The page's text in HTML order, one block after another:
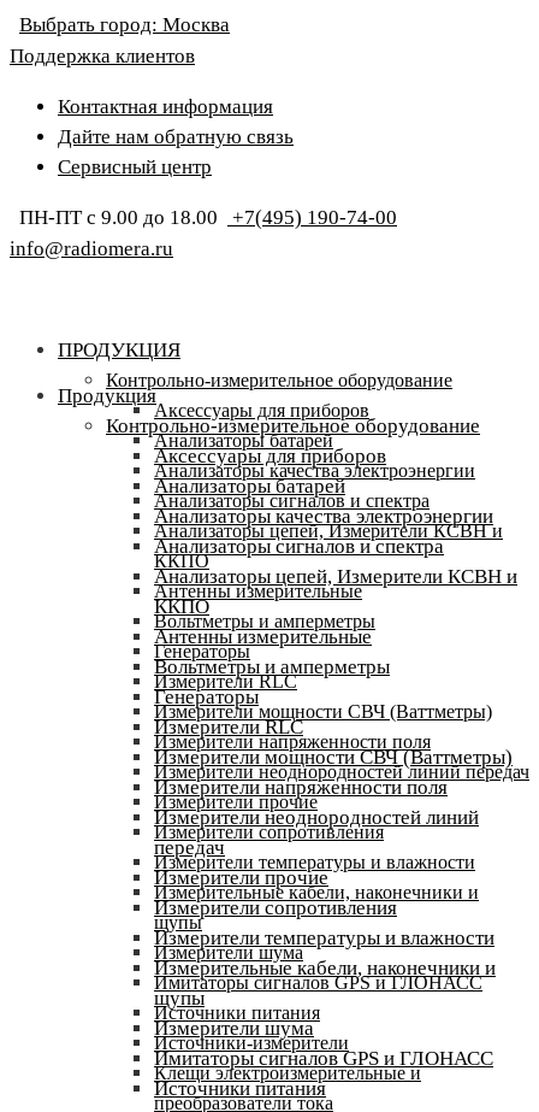
Выбрать город: Москва
Поддержка клиентов
Контактная информация
Дайте нам обратную связь
Сервисный центр
ПН-ПТ с 9.00 до 18.00
+7(495) 190-74-00
info@radiomera.ru
ПРОДУКЦИЯ
Контрольно-измерительное оборудование
Аксессуары для приборов
Анализаторы батарей
Анализаторы качества электроэнергии
Анализаторы сигналов и спектра
Анализаторы цепей, Измерители КСВН и
ККПО
Антенны измерительные
Вольтметры и амперметры
Генераторы
Измерители RLC
Измерители мощности СВЧ (Ваттметры)
Измерители напряженности поля
Измерители неоднородностей линий передач
Измерители прочие
Измерители сопротивления
Измерители температуры и влажности
Измерительные кабели, наконечники и
щупы
Измерители шума
Имитаторы сигналов GPS и ГЛОНАСС
Источники питания
Источники-измерители
Клещи электроизмерительные и
преобразователи тока
Продукция
Контрольно-измерительное оборудование
Аксессуары для приборов
Анализаторы батарей
Анализаторы качества электроэнергии
Анализаторы сигналов и спектра
Анализаторы цепей, Измерители КСВН и
ККПО
Антенны измерительные
Вольтметры и амперметры
Генераторы
Измерители RLC
Измерители мощности СВЧ (Ваттметры)
Измерители напряженности поля
Измерители неоднородностей линий
передач
Измерители прочие
Измерители сопротивления
Измерители температуры и влажности
Измерительные кабели, наконечники и
щупы
Измерители шума
Имитаторы сигналов GPS и ГЛОНАСС
Источники питания